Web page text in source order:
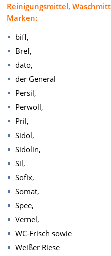
Reinigungsmittel,
Marken:
biff,
Bref,
dato,
der General
Persil,
Perwoll,
Pril,
Sidol,
Sidolin,
Sil,
Sofix,
Somat,
Spee,
Vernel,
WC-Frisch sowie
Weißer Riese